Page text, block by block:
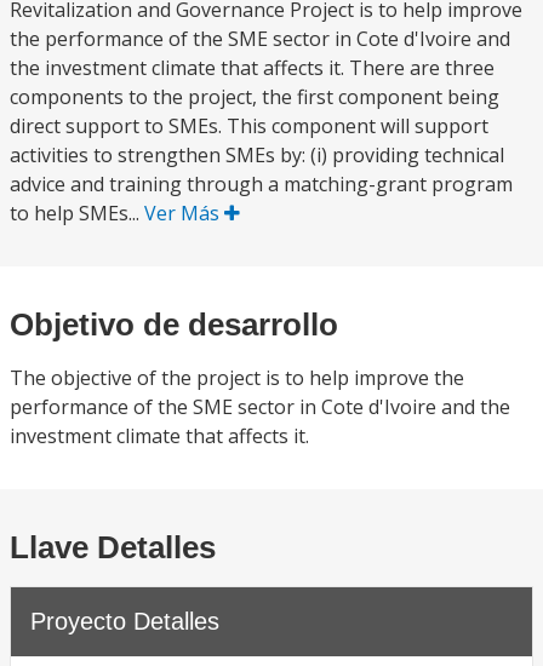
Revitalization and Governance Project is to help improve
the performance of the SME sector in Cote d'Ivoire and
the investment climate that affects it. There are three
components to the project, the first component being
direct support to SMEs. This component will support
activities to strengthen SMEs by: (i) providing technical
advice and training through a matching-grant program
to help SMEs... Ver Más
Objetivo de desarrollo
The objective of the project is to help improve the
performance of the SME sector in Cote d'Ivoire and the
investment climate that affects it.
Llave Detalles
Proyecto Detalles